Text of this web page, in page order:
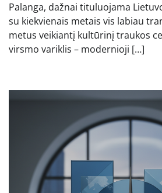
Palanga, dažnai tituluojama
su kiekvienais metais vis labiau
metus veikiantį kultūrinį traukos
virsmo variklis – modernioji […]